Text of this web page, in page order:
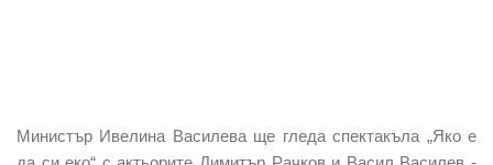
Министър Ивелина Василева ще гледа спектакъла „Яко е